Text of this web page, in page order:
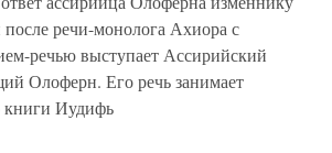
речи-монолога Ахиора с
речью выступает Ассирийский
Олоферн. Его речь занимает
книги Иудифь